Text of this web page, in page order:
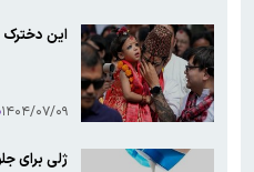
این دخترک
۱۴۰۴/۰۷/۰۹
ژلی برای